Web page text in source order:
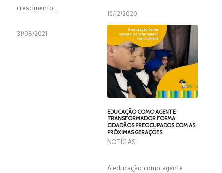
crescimento…
31/08/2021
10/12/2020
EDUCAÇÃO COMO AGENTE
TRANSFORMADOR FORMA
CIDADÃOS PREOCUPADOS COM AS
PRÓXIMAS GERAÇÕES
NOTÍCIAS
A educação como agente